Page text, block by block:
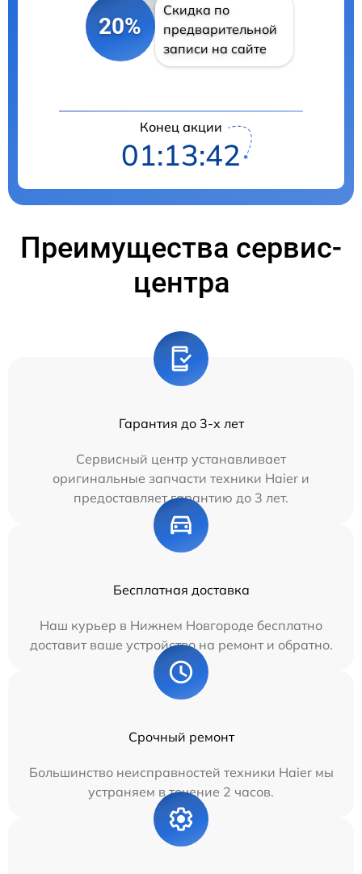
20%
Скидка по
предварительной
записи на сайте
Конец акции
01:13:42
Преимущества сервис-
центра
Гарантия до 3-х лет
Сервисный центр устанавливает
оригинальные запчасти техники Haier и
предоставляет гарантию до 3 лет.
Бесплатная доставка
Наш курьер в Нижнем Новгороде бесплатно
доставит ваше устройство на ремонт и обратно.
Срочный ремонт
Большинство неисправностей техники Haier мы
устраняем в течение 2 часов.